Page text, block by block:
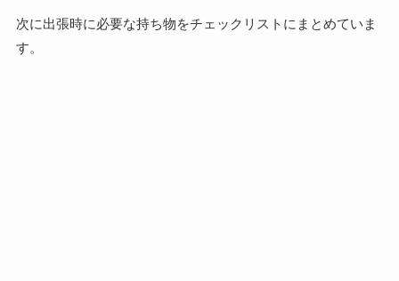
次に出張時に必要な持ち物をチェックリストにまとめていま
す。